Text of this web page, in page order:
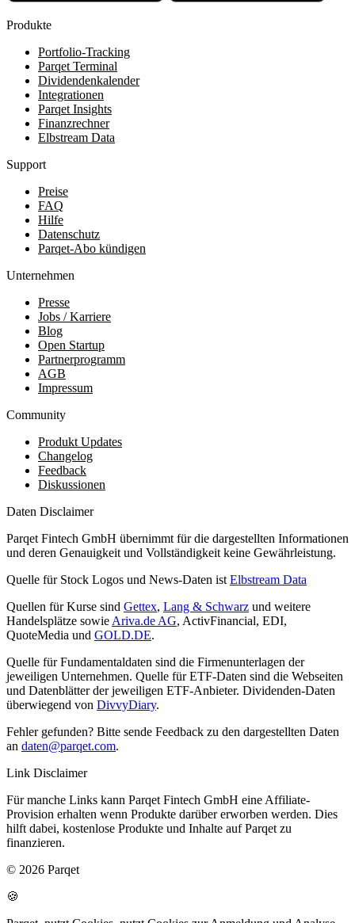
Produkte
Portfolio-Tracking
Parqet Terminal
Dividendenkalender
Integrationen
Parqet Insights
Finanzrechner
Elbstream Data
Support
Preise
FAQ
Hilfe
Datenschutz
Parqet-Abo kündigen
Unternehmen
Presse
Jobs / Karriere
Blog
Open Startup
Partnerprogramm
AGB
Impressum
Community
Produkt Updates
Changelog
Feedback
Diskussionen
Daten Disclaimer
Parqet Fintech GmbH übernimmt für die dargestellten Informationen
und deren Genauigkeit und Vollständigkeit keine Gewährleistung.
Quelle für Stock Logos und News-Daten ist Elbstream Data
Quellen für Kurse sind Gettex, Lang & Schwarz und weitere
Handelsplätze sowie Ariva.de AG, ActivFinancial, EDI,
QuoteMedia und GOLD.DE.
Quelle für Fundamentaldaten sind die Firmenunterlagen der
jeweiligen Unternehmen. Quelle für ETF-Daten sind die Webseiten
und Datenblätter der jeweiligen ETF-Anbieter. Dividenden-Daten
überwiegend von DivvyDiary.
Fehler gefunden? Bitte sende Feedback zu den dargestellten Daten
an daten@parqet.com.
Link Disclaimer
Für manche Links kann Parqet Fintech GmbH eine Affiliate-
Provision erhalten wenn Produkte darüber erworben werden. Dies
hilft dabei, kostenlose Produkte und Inhalte auf Parqet zu
finanzieren.
© 2026 Parqet
🍪